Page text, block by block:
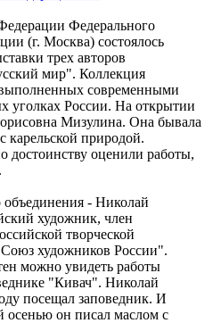
Федерального
(г. Москва) состоялось
трех авторов
мир". Коллекция
выполненных современными
уголках России. На открытии
Мизулина. Она бывала
карельской природой.
достоинству оценили работы,
объединения - Николай
художник, член
творческой
художников России".
можно увидеть работы
"Кивач". Николай
посещал заповедник. И
осенью он писал маслом с